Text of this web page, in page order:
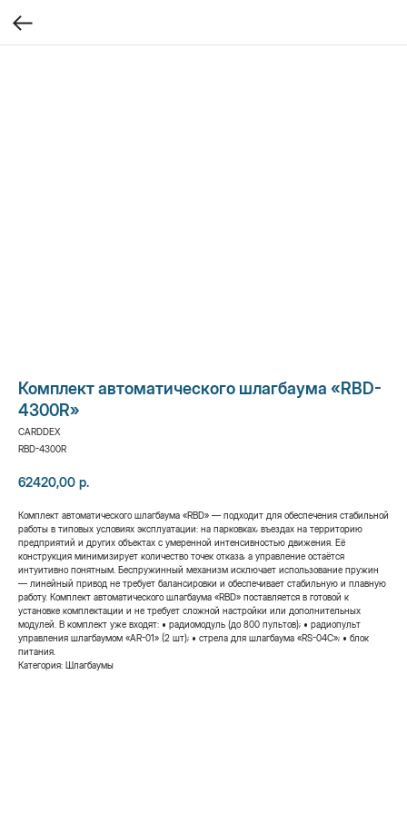
Комплект автоматического шлагбаума «RBD-
4300R»
CARDDEX
RBD-4300R
62420,00 р.
Комплект автоматического шлагбаума «RBD» — подходит для обеспечения стабильной
работы в типовых условиях эксплуатации: на парковках, въездах на территорию
предприятий и других объектах с умеренной интенсивностью движения. Её
конструкция минимизирует количество точек отказа, а управление остаётся
интуитивно понятным. Беспружинный механизм исключает использование пружин
— линейный привод не требует балансировки и обеспечивает стабильную и плавную
работу. Комплект автоматического шлагбаума «RBD» поставляется в готовой к
установке комплектации и не требует сложной настройки или дополнительных
модулей. В комплект уже входят: • радиомодуль (до 800 пультов); • радиопульт
управления шлагбаумом «AR-01» (2 шт); • cтрела для шлагбаума «RS-04C»; • блок
питания.
Категория: Шлагбаумы